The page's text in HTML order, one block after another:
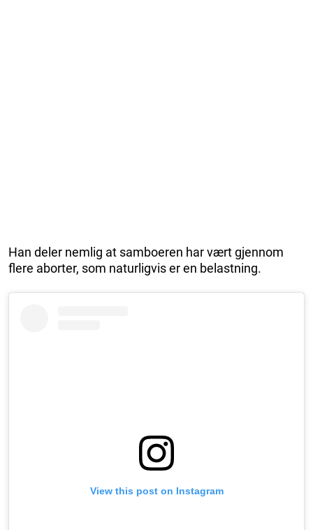
Han deler nemlig at samboeren har vært gjennom
flere aborter, som naturligvis er en belastning.
View this post on Instagram